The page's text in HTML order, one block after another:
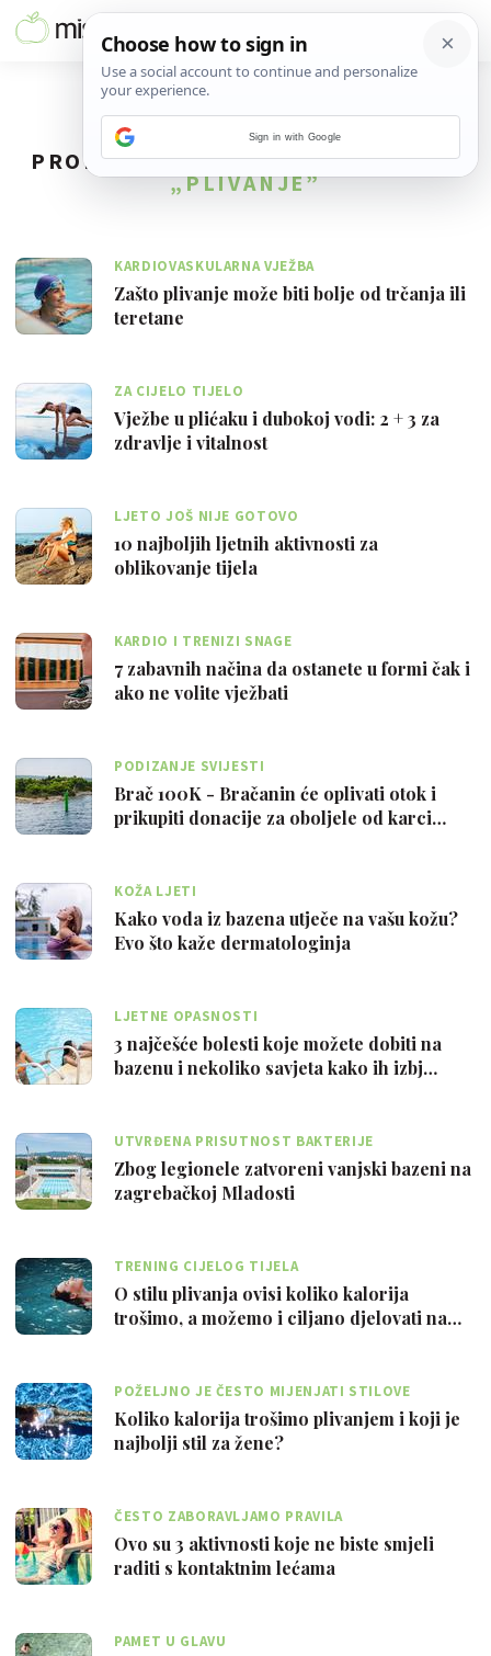
PRONAĐENO57REZULTATA ZA TAG
„PLIVANJE”
KARDIOVASKULARNA VJEŽBA
Zašto plivanje može biti bolje od trčanja ili
teretane
ZA CIJELO TIJELO
Vježbe u plićaku i dubokoj vodi: 2 + 3 za
zdravlje i vitalnost
LJETO JOŠ NIJE GOTOVO
10 najboljih ljetnih aktivnosti za
oblikovanje tijela
KARDIO I TRENIZI SNAGE
7 zabavnih načina da ostanete u formi čak i
ako ne volite vježbati
PODIZANJE SVIJESTI
Brač 100K - Bračanin će oplivati otok i
prikupiti donacije za oboljele od karci…
KOŽA LJETI
Kako voda iz bazena utječe na vašu kožu?
Evo što kaže dermatologinja
LJETNE OPASNOSTI
3 najčešće bolesti koje možete dobiti na
bazenu i nekoliko savjeta kako ih izbj…
UTVRĐENA PRISUTNOST BAKTERIJE
Zbog legionele zatvoreni vanjski bazeni na
zagrebačkoj Mladosti
TRENING CIJELOG TIJELA
O stilu plivanja ovisi koliko kalorija
trošimo, a možemo i ciljano djelovati na…
POŽELJNO JE ČESTO MIJENJATI STILOVE
Koliko kalorija trošimo plivanjem i koji je
najbolji stil za žene?
ČESTO ZABORAVLJAMO PRAVILA
Ovo su 3 aktivnosti koje ne biste smjeli
raditi s kontaktnim lećama
PAMET U GLAVU
Sign in with Google